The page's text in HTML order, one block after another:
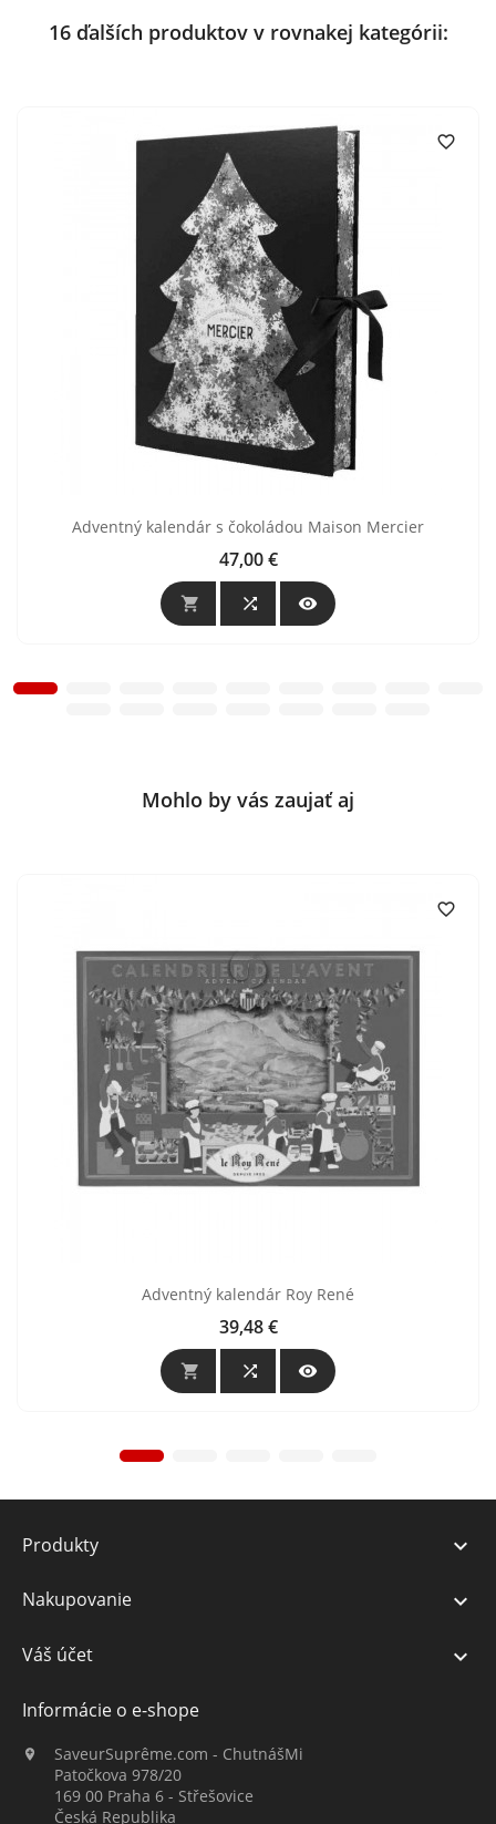
16 ďalších produktov v rovnakej kategórii:

Adventný kalendár s čokoládou Maison Mercier
Cena
47,00 €
  
Mohlo by vás zaujať aj

Adventný kalendár Roy René
Cena
39,48 €
  
Produkty 
Nakupovanie 
Váš účet 
Informácie o e-shope

SaveurSuprême.com - ChutnášMi
Patočkova 978/20
169 00 Praha 6 - Střešovice
Česká Republika